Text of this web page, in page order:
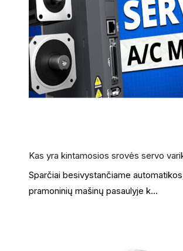
Kas yra kintamosios srovės servo
Sparčiai besivystančiame
pramoninių mašinų pasaulyje k...